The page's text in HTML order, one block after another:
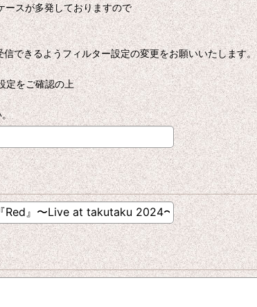
ースが多発しておりますので
できるようフィルター設定の変更をお願いいたします。
定をご確認の上
。